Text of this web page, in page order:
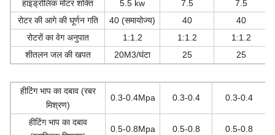
हाइड्रोलिक मोटर शक्ति
5.5 kw 7.5
7.5
रोटर की आगे की घूर्णन गति
40 (समायोज्य) 40
40
रोटरों का वेग अनुपात
1:1.2 1:1.2
1:1.2
शीतलन जल की खपत
20M3/घंटा 25 25
हीटिंग भाप का दबाव (रबर
मिश्रण)
0.3-0.4Mpa 0.3-0.4 0.3-0.4
हीटिंग भाप का दबाव
0.5-0.8Mpa 0.5-0.8 0.5-0.8